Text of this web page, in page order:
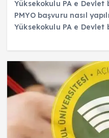
Yüksekokulu PA e Devlet
PMYO başvuru nasıl
Yüksekokulu PA e Devlet